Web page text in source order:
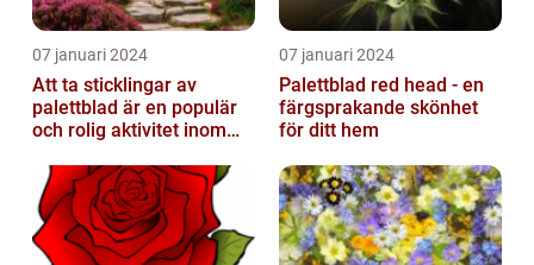
07 januari 2024
Att ta sticklingar av
palettblad är en populär
och rolig aktivitet inom
07 januari 2024
Palettblad red head - en
färgsprakande skönhet
för ditt hem